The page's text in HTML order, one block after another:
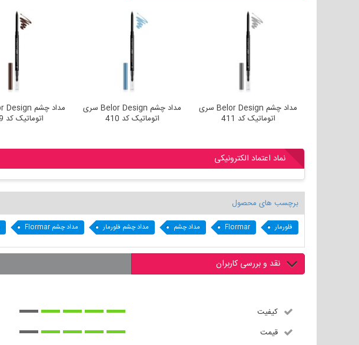
اتوماتیک کد 409
مداد چشم Belor Design سری
اتوماتیک کد 410
مداد چشم Belor Design سری
اتوماتیک کد 411
نماد اعتماد الکترونیکی
برچسب های محصول
فلورمار Flormar مداد چشم مداد چشم فلورمار مداد چشم Flormar
نقد و بررسی کاربران
کیفیت
قیمت